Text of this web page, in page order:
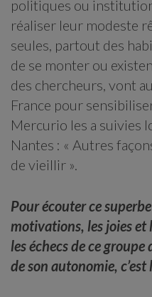
politiques ou
réaliser leur modeste
seules, partout des
de se monter ou
des chercheurs, vont
France pour
Mercurio les a suivies
Nantes : « Autres
de vieillir ».
Pour écouter ce
motivations, les joies et
les échecs de ce
de son autonomie, c’est